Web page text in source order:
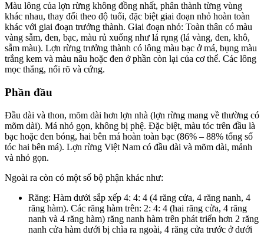
Màu lông của lợn rừng không đồng nhất, phân thành từng vùng
khác nhau, thay đổi theo độ tuổi, đặc biệt giai đoạn nhỏ hoàn toàn
khác với giai đoạn trưởng thành. Giai đoạn nhỏ: Toàn thân có màu
vàng sẫm, đen, bạc, màu rủ xuống như lá rụng (lá vàng, đen, khô,
sẫm màu). Lợn rừng trưởng thành có lông màu bạc ở má, bụng màu
trắng kem và màu nâu hoặc đen ở phần còn lại của cơ thể. Các lông
mọc thẳng, nổi rõ và cứng.
Phần đầu
Đầu dài và thon, mõm dài hơn lợn nhà (lợn rừng mang về thường có
mõm dài). Má nhỏ gọn, không bị phệ. Đặc biệt, màu tóc trên đầu là
bạc hoặc đen bóng, hai bên má hoàn toàn bạc (86% – 88% tổng số
tóc hai bên má). Lợn rừng Việt Nam có đầu dài và mõm dài, mảnh
và nhỏ gọn.
Ngoài ra còn có một số bộ phận khác như:
Răng: Hàm dưới sắp xếp 4: 4: 4 (4 răng cửa, 4 răng nanh, 4
răng hàm). Các răng hàm trên: 2: 4: 4 (hai răng cửa, 4 răng
nanh và 4 răng hàm) răng nanh hàm trên phát triển hơn 2 răng
nanh cửa hàm dưới bị chìa ra ngoài, 4 răng cửa trước ở dưới